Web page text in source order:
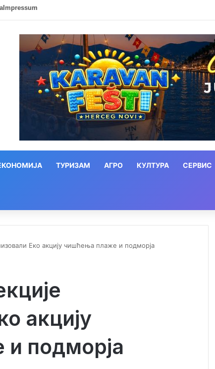
Impressum
ТУРИЗАМ АГРО КУЛТУРА СЕРВИС
Еко акцију чишћења плаже и подморја
акцију
подморја